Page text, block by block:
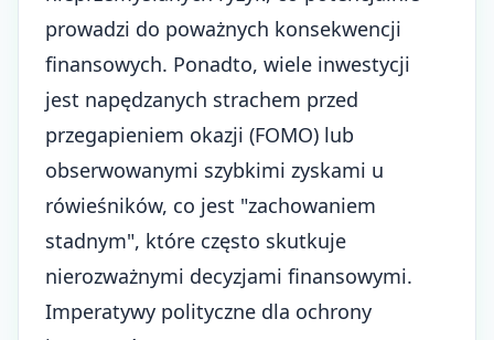
prowadzi do poważnych konsekwencji
finansowych. Ponadto, wiele inwestycji
jest napędzanych strachem przed
przegapieniem okazji (FOMO) lub
obserwowanymi szybkimi zyskami u
rówieśników, co jest "zachowaniem
stadnym", które często skutkuje
nierozważnymi decyzjami finansowymi.
Imperatywy polityczne dla ochrony